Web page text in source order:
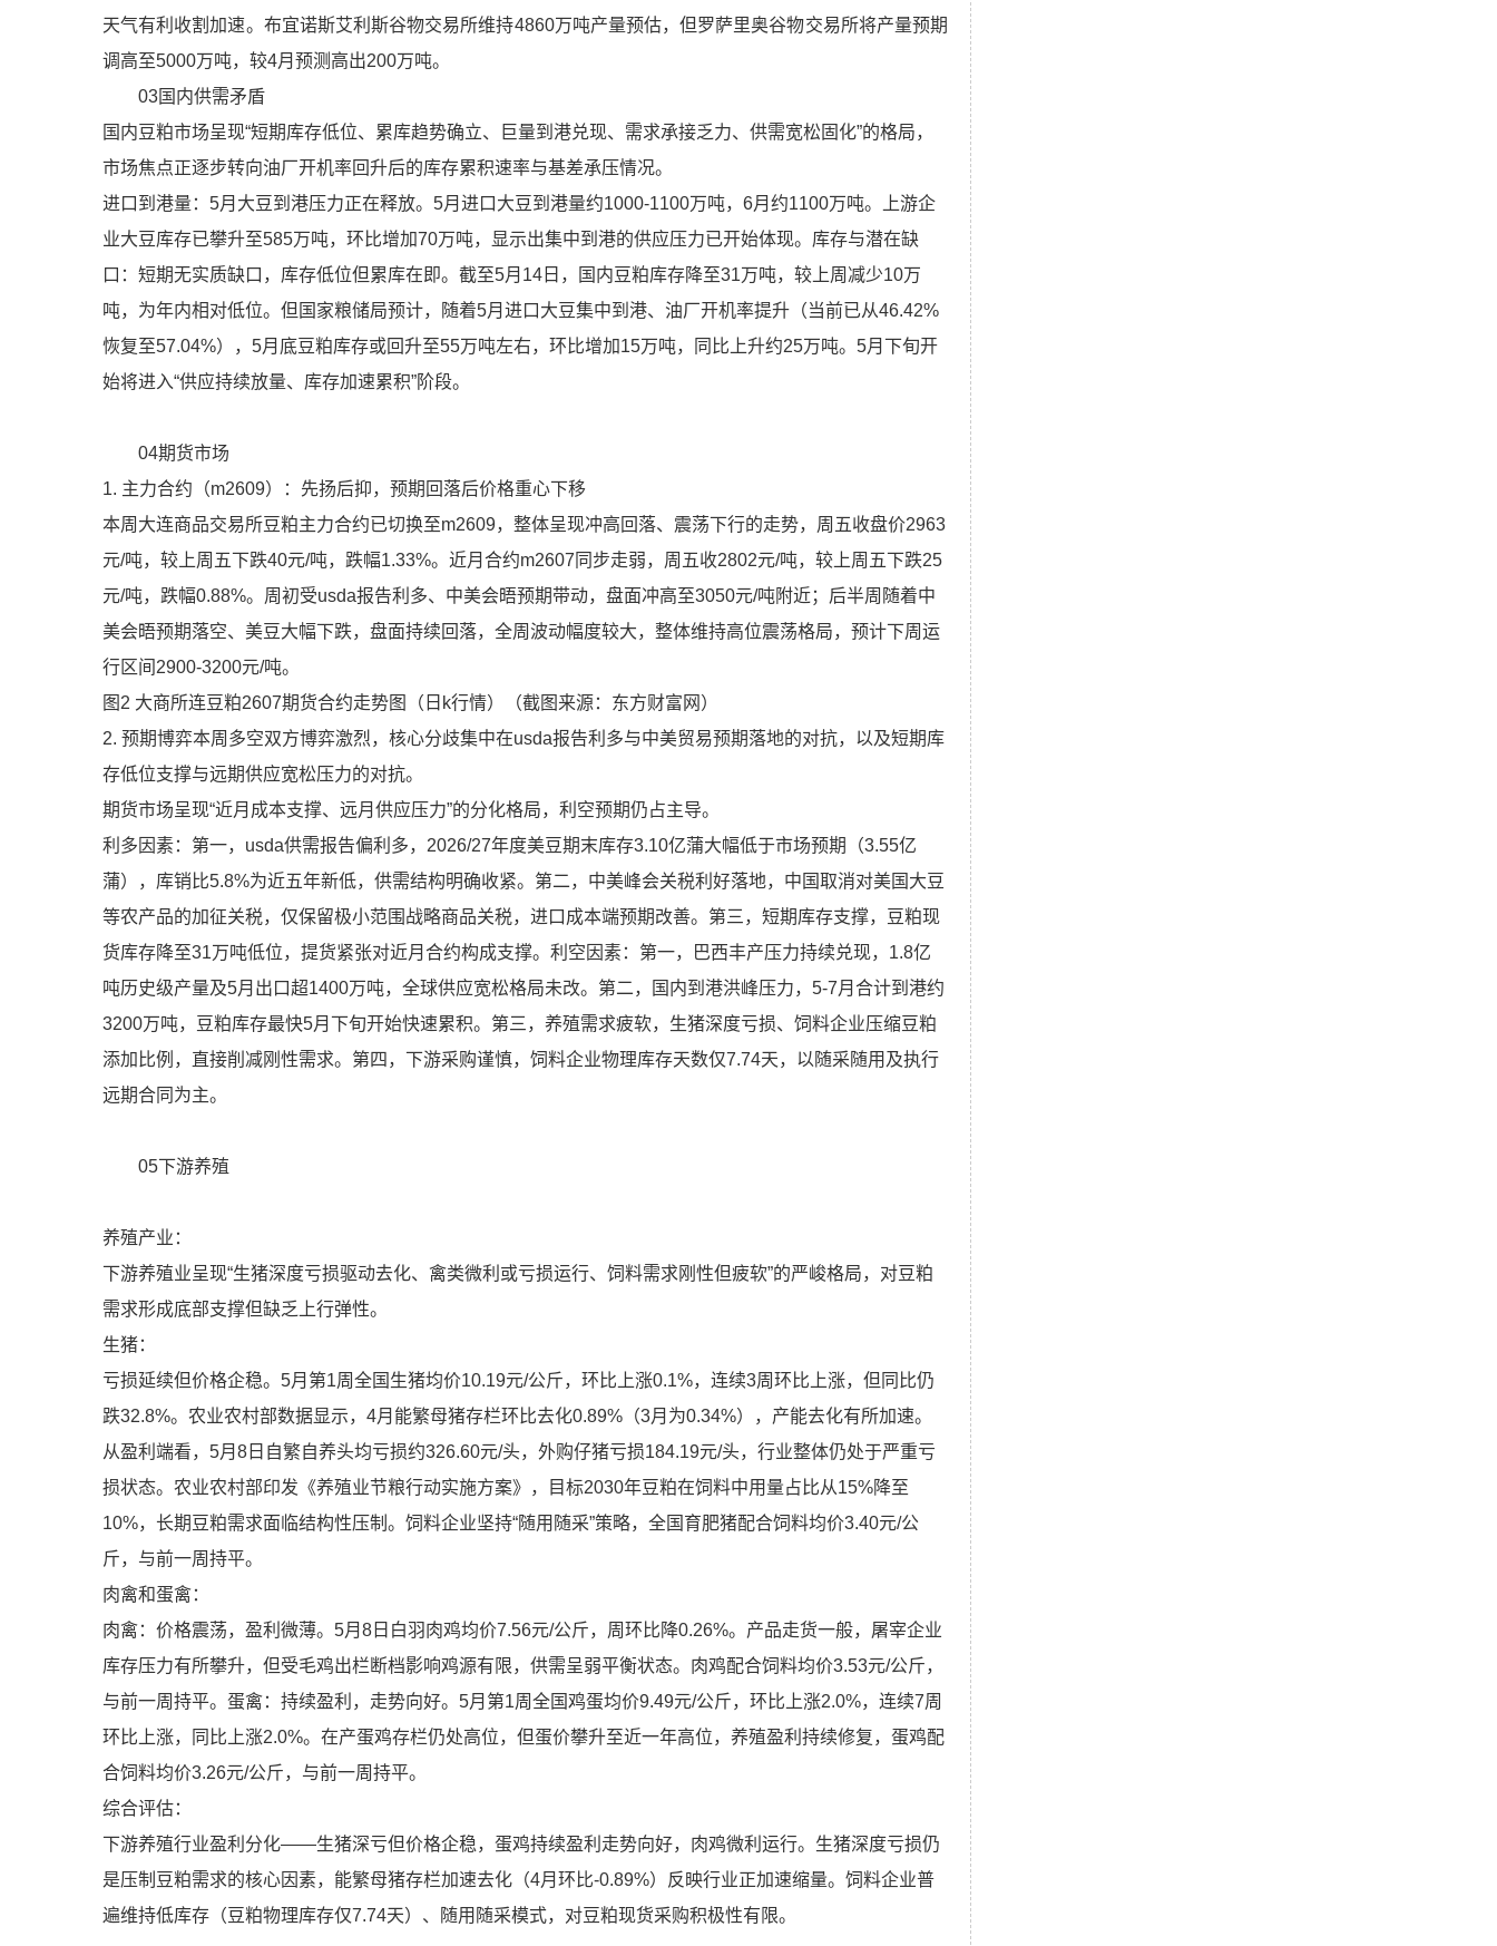
天气有利收割加速。布宜诺斯艾利斯谷物交易所维持4860万吨产量预估，但罗萨里奥谷物交易所将产量预期
调高至5000万吨，较4月预测高出200万吨。
03国内供需矛盾
国内豆粕市场呈现“短期库存低位、累库趋势确立、巨量到港兑现、需求承接乏力、供需宽松固化”的格局，
市场焦点正逐步转向油厂开机率回升后的库存累积速率与基差承压情况。
进口到港量：5月大豆到港压力正在释放。5月进口大豆到港量约1000-1100万吨，6月约1100万吨。上游企
业大豆库存已攀升至585万吨，环比增加70万吨，显示出集中到港的供应压力已开始体现。库存与潜在缺
口：短期无实质缺口，库存低位但累库在即。截至5月14日，国内豆粕库存降至31万吨，较上周减少10万
吨，为年内相对低位。但国家粮储局预计，随着5月进口大豆集中到港、油厂开机率提升（当前已从46.42%
恢复至57.04%），5月底豆粕库存或回升至55万吨左右，环比增加15万吨，同比上升约25万吨。5月下旬开
始将进入“供应持续放量、库存加速累积”阶段。
04期货市场
1. 主力合约（m2609）：先扬后抑，预期回落后价格重心下移
本周大连商品交易所豆粕主力合约已切换至m2609，整体呈现冲高回落、震荡下行的走势，周五收盘价2963
元/吨，较上周五下跌40元/吨，跌幅1.33%。近月合约m2607同步走弱，周五收2802元/吨，较上周五下跌25
元/吨，跌幅0.88%。周初受usda报告利多、中美会晤预期带动，盘面冲高至3050元/吨附近；后半周随着中
美会晤预期落空、美豆大幅下跌，盘面持续回落，全周波动幅度较大，整体维持高位震荡格局，预计下周运
行区间2900-3200元/吨。
图2 大商所连豆粕2607期货合约走势图（日k行情）（截图来源：东方财富网）
2. 预期博弈本周多空双方博弈激烈，核心分歧集中在usda报告利多与中美贸易预期落地的对抗，以及短期库
存低位支撑与远期供应宽松压力的对抗。
期货市场呈现“近月成本支撑、远月供应压力”的分化格局，利空预期仍占主导。
利多因素：第一，usda供需报告偏利多，2026/27年度美豆期末库存3.10亿蒲大幅低于市场预期（3.55亿
蒲），库销比5.8%为近五年新低，供需结构明确收紧。第二，中美峰会关税利好落地，中国取消对美国大豆
等农产品的加征关税，仅保留极小范围战略商品关税，进口成本端预期改善。第三，短期库存支撑，豆粕现
货库存降至31万吨低位，提货紧张对近月合约构成支撑。利空因素：第一，巴西丰产压力持续兑现，1.8亿
吨历史级产量及5月出口超1400万吨，全球供应宽松格局未改。第二，国内到港洪峰压力，5-7月合计到港约
3200万吨，豆粕库存最快5月下旬开始快速累积。第三，养殖需求疲软，生猪深度亏损、饲料企业压缩豆粕
添加比例，直接削减刚性需求。第四，下游采购谨慎，饲料企业物理库存天数仅7.74天，以随采随用及执行
远期合同为主。
05下游养殖
养殖产业：
下游养殖业呈现“生猪深度亏损驱动去化、禽类微利或亏损运行、饲料需求刚性但疲软”的严峻格局，对豆粕
需求形成底部支撑但缺乏上行弹性。
生猪：
亏损延续但价格企稳。5月第1周全国生猪均价10.19元/公斤，环比上涨0.1%，连续3周环比上涨，但同比仍
跌32.8%。农业农村部数据显示，4月能繁母猪存栏环比去化0.89%（3月为0.34%），产能去化有所加速。
从盈利端看，5月8日自繁自养头均亏损约326.60元/头，外购仔猪亏损184.19元/头，行业整体仍处于严重亏
损状态。农业农村部印发《养殖业节粮行动实施方案》，目标2030年豆粕在饲料中用量占比从15%降至
10%，长期豆粕需求面临结构性压制。饲料企业坚持“随用随采”策略，全国育肥猪配合饲料均价3.40元/公
斤，与前一周持平。
肉禽和蛋禽：
肉禽：价格震荡，盈利微薄。5月8日白羽肉鸡均价7.56元/公斤，周环比降0.26%。产品走货一般，屠宰企业
库存压力有所攀升，但受毛鸡出栏断档影响鸡源有限，供需呈弱平衡状态。肉鸡配合饲料均价3.53元/公斤，
与前一周持平。蛋禽：持续盈利，走势向好。5月第1周全国鸡蛋均价9.49元/公斤，环比上涨2.0%，连续7周
环比上涨，同比上涨2.0%。在产蛋鸡存栏仍处高位，但蛋价攀升至近一年高位，养殖盈利持续修复，蛋鸡配
合饲料均价3.26元/公斤，与前一周持平。
综合评估：
下游养殖行业盈利分化——生猪深亏但价格企稳，蛋鸡持续盈利走势向好，肉鸡微利运行。生猪深度亏损仍
是压制豆粕需求的核心因素，能繁母猪存栏加速去化（4月环比-0.89%）反映行业正加速缩量。饲料企业普
遍维持低库存（豆粕物理库存仅7.74天）、随用随采模式，对豆粕现货采购积极性有限。